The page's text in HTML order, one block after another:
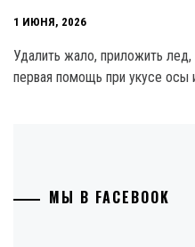
1 ИЮНЯ, 2026
Удалить жало, приложить лед,
первая помощь при укусе осы
МЫ В FACEBOOK